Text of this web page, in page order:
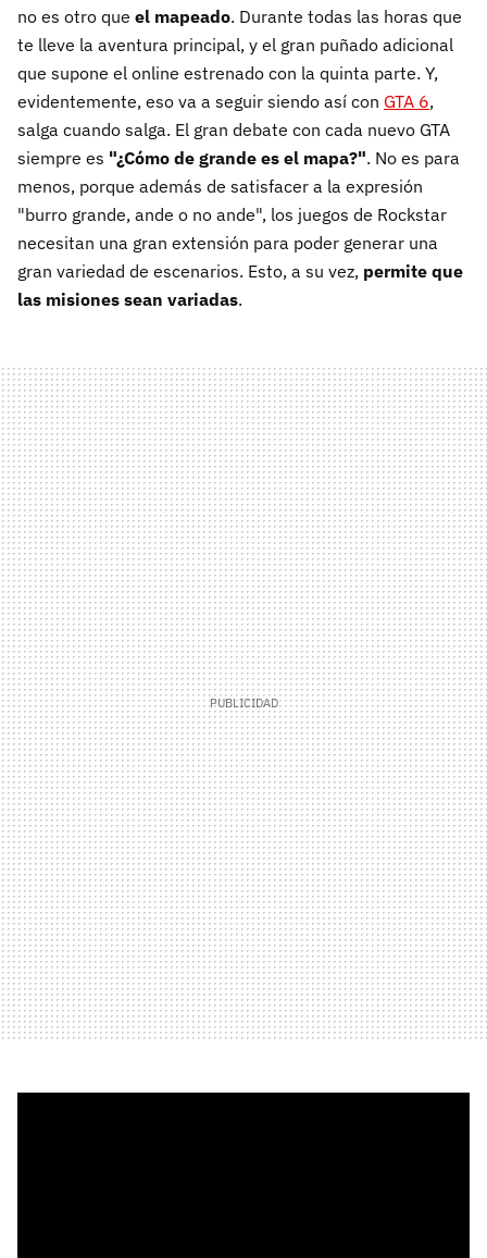
no es otro que el mapeado. Durante todas las horas que
te lleve la aventura principal, y el gran puñado adicional
que supone el online estrenado con la quinta parte. Y,
evidentemente, eso va a seguir siendo así con GTA 6,
salga cuando salga. El gran debate con cada nuevo GTA
siempre es "¿Cómo de grande es el mapa?". No es para
menos, porque además de satisfacer a la expresión
"burro grande, ande o no ande", los juegos de Rockstar
necesitan una gran extensión para poder generar una
gran variedad de escenarios. Esto, a su vez, permite que
las misiones sean variadas.